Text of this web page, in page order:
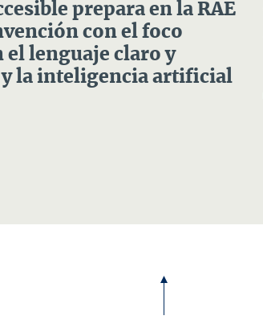
prepara en la RAE
con el foco
el lenguaje claro y
y la inteligencia artificial